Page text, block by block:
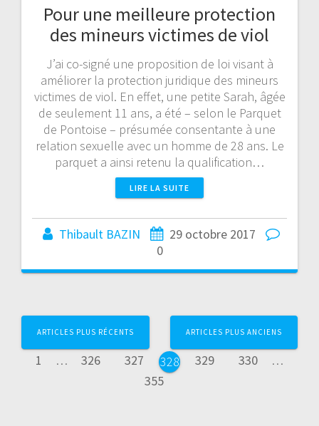
Pour une meilleure protection
des mineurs victimes de viol
J’ai co-signé une proposition de loi visant à
améliorer la protection juridique des mineurs
victimes de viol. En effet, une petite Sarah, âgée
de seulement 11 ans, a été – selon le Parquet
de Pontoise – présumée consentante à une
relation sexuelle avec un homme de 28 ans. Le
parquet a ainsi retenu la qualification…
LIRE LA SUITE
Thibault BAZIN
29 octobre 2017
0
ARTICLES PLUS RÉCENTS
Page
1 …
Page
326
Page
327
Page
328
Page
329
Page
330 …
Page
355
ARTICLES PLUS ANCIENS